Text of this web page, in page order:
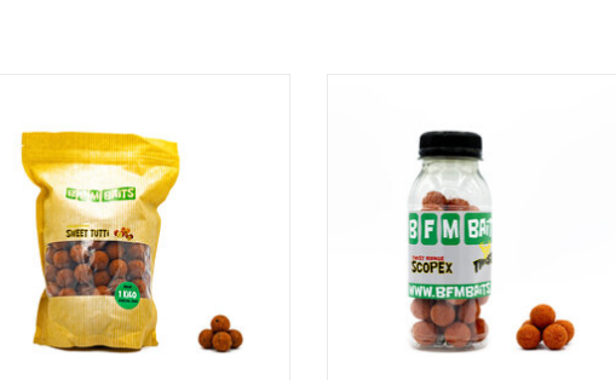
uitermate geschikt voor het karpervissen
op afgesloten wateren en vijvers.
TOEVOEGEN AAN WINKELWAGEN
de meest populaire kleuren nu gedraaid
met een scopex flavour.
TOEVOEGEN AAN WINKELWAGEN